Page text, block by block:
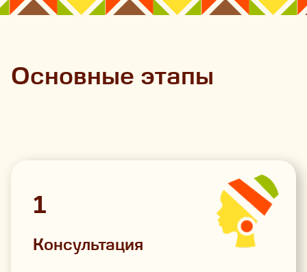
Основные этапы
1
Консультация